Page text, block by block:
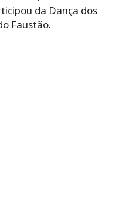
da Dança dos
Faustão.